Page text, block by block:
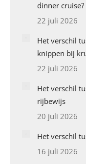
dinner cruise?
22 juli 2026
Het verschil
knippen bij
22 juli 2026
Het verschil
rijbewijs
20 juli 2026
Het verschil
16 juli 2026